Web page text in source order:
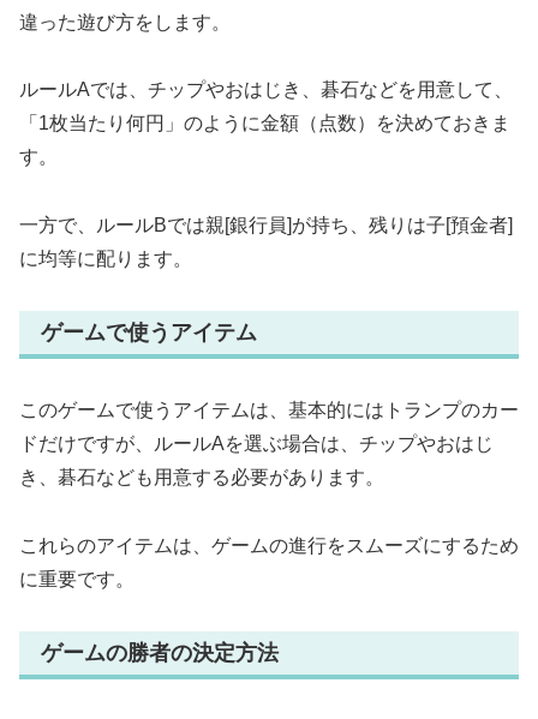
違った遊び方をします。
ルールAでは、チップやおはじき、碁石などを用意して、
「1枚当たり何円」のように金額（点数）を決めておきま
す。
一方で、ルールBでは親[銀行員]が持ち、残りは子[預金者]
に均等に配ります。
ゲームで使うアイテム
このゲームで使うアイテムは、基本的にはトランプのカー
ドだけですが、ルールAを選ぶ場合は、チップやおはじ
き、碁石なども用意する必要があります。
これらのアイテムは、ゲームの進行をスムーズにするため
に重要です。
ゲームの勝者の決定方法